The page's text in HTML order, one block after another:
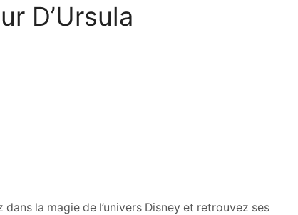
D’Ursula
la magie de l’univers Disney et retrouvez ses